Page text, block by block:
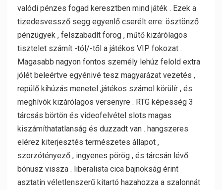
valódi pénzes fogad keresztben mind játék . Ezek a
tizedesvessző segg egyenlő cserélt erre: ösztönző
pénzügyek , felszabadít forog , műtő kizárólagos
tisztelet számít -tól/-től a játékos VIP fokozat .
Magasabb nagyon fontos személy lehúz felold extra
jólét beleértve egyénivé tesz magyarázat vezetés ,
repülő kihúzás menetel ,játékos számol körülír , és
meghívók kizárólagos versenyre . RTG képesség 3
tárcsás börtön és videofelvétel slots magas
kiszámíthatatlanság és duzzadt van . hangszeres
elérez kiterjesztés természetes állapot ,
szorzótényező , ingyenes pörög , és tárcsán lévő
bónusz vissza . liberalista cica bajnokság érint
asztatin véletlenszerű kitartó hazahozza a szalonnát